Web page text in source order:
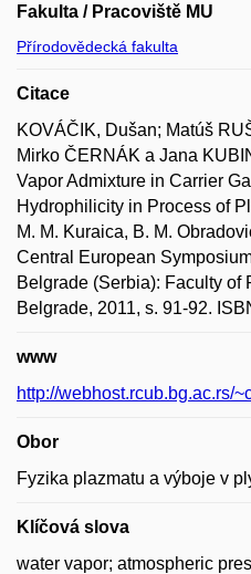
Fakulta / Pracoviště MU
Přírodovědecká fakulta
Citace
KOVÁČIK, Dušan; Matúš
Mirko ČERNÁK a Jana
Vapor Admixture in Carrier
Hydrophilicity in Process of
M. M. Kuraica, B. M.
Central European
Belgrade (Serbia): Faculty of
Belgrade, 2011, s. 91-92.
www
http://webhost.rcub.bg.ac.rs/
Obor
Fyzika plazmatu a výboje v
Klíčová slova
water vapor; atmospheric